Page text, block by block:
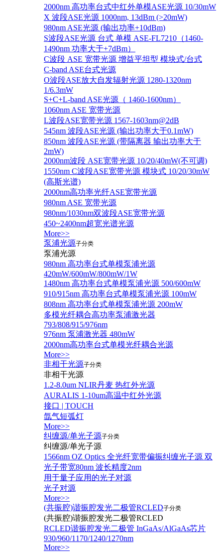
2000nm 高功率台式中红外单模ASE光源 10/30mW
X 波段ASE光源 1000nm, 13dBm (>20mW)
980nm ASE光源 (输出功率+10dBm)
S波段ASE光源 台式 单模 ASE-FL7210（1460-
1490nm 功率大于+7dBm）
C波段 ASE 宽带光源 增益平坦型 模块式/台式
C-band ASE台式光源
O波段ASE放大自发辐射光源 1280-1320nm
1/6.3mW
S+C+L-band ASE光源（ 1460-1600nm）
1060nm ASE 宽带光源
L波段ASE宽带光源 1567-1603nm@2dB
545nm 波段ASE光源 (输出功率大于0.1mW)
850nm 波段ASE光源 (带隔离器 输出功率大于
2mW)
2000nm波段 ASE宽带光源 10/20/40mW(不可调)
1550nm C波段ASE宽带光源 模块式 10/20/30mW
(高斯光谱)
2000nm高功率光纤ASE宽带光源
980nm ASE 宽带光源
980nm/1030nm双波段ASE宽带光源
450~2400nm超宽光谱光源
More>>
泵浦光源子分类
泵浦光源
980nm 高功率台式单模泵浦光源
420mW/600mW/800mW/1W
1480nm 高功率台式单模泵浦光源 500/600mW
910/915nm 高功率台式单模泵浦光源 100mW
808nm 高功率台式单模泵浦光源 200mW
多模光纤耦合高功率泵浦激光器
793/808/915/976nm
976nm 泵浦激光器 480mW
2000nm高功率台式单模光纤耦合光源
More>>
非相干光源子分类
非相干光源
1.2-8.0um NLIR丹麦 热红外光源
AURALIS 1-10um高温中红外光源
接口 | TOUCH
氙气短弧灯
More>>
纠缠源/单光子源子分类
纠缠源/单光子源
1566nm OZ Optics 全光纤宽带偏振纠缠光子源 双
光子带宽80nm 波长精度2nm
用于量子应用的光子对源
光子对源
More>>
(共振腔)谐振腔发光二极管RCLED子分类
(共振腔)谐振腔发光二极管RCLED
RCLED谐振腔发光二极管 InGaAs/AlGaAs芯片
930/960/1170/1240/1270nm
More>>